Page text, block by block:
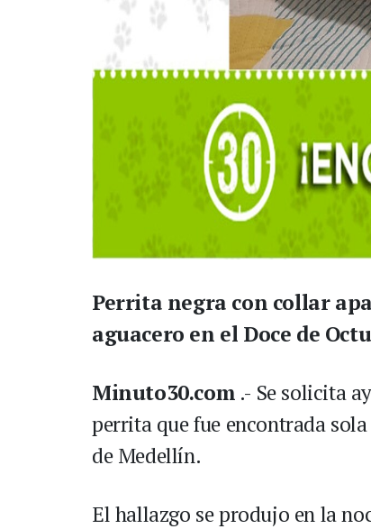
Perrita negra con collar
aguacero en el Doce de
Minuto30.com .- Se solicita
perrita que fue encontrada
de Medellín.
El hallazgo se produjo en la